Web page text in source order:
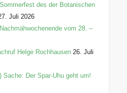
des der Botanischen
Juli 2026
vom 28. –
Helge Rochhausen 26. Juli
Sache: Der Spar-Uhu geht um!